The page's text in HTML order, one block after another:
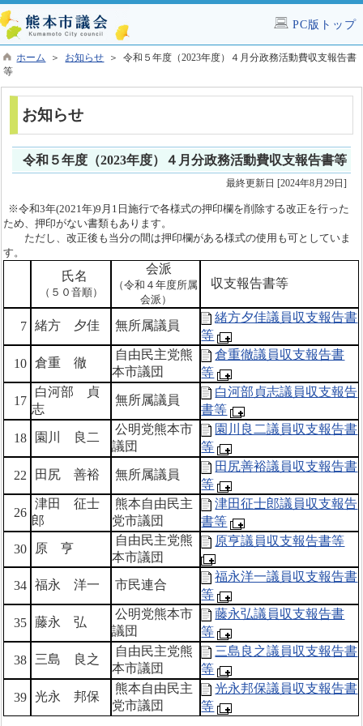
PC版トップ
ホーム ＞ お知らせ ＞ 令和５年度（2023年度）４月分政務活動費収支報告書
等
お知らせ
令和５年度（2023年度）４月分政務活動費収支報告書等
最終更新日 [2024年8月29日]
※令和3年(2021年)9月1日施行で各様式の押印欄を削除する改正を行った
ため、押印がない書類もあります。
ただし、改正後も 当分の間は押印欄がある様式の使用も可としていま
す。
氏名
（５０音順）
会派
（令和４年度所属
会派）
収支報告書等
7 緒方 夕佳 無所属議員
緒方夕佳議員収支報告書
等
10 倉重 徹
自由民主党熊
本市議団
倉重徹議員収支報告書
等
17
白河部 貞
志
無所属議員
白河部貞志議員収支報告
書等
18 園川 良二
公明党熊本市
議団
園川良二議員収支報告書
等
22 田尻 善裕 無所属議員
田尻善裕議員収支報告書
等
26
津田 征士
郎
熊本自由民主
党市議団
津田征士郎議員収支報告
書等
30
原 亨
自由民主党熊
本市議団
原亨議員収支報告書等
34 福永 洋一 市民連合
福永洋一議員収支報告書
等
35 藤永 弘
公明党熊本市
議団
藤永弘議員収支報告書
等
38 三島 良之
自由民主党熊
本市議団
三島良之議員収支報告書
等
39 光永 邦保
熊本自由民主
党市議団
光永邦保議員収支報告書
等